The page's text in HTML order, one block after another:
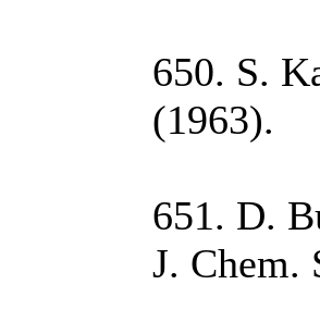
650. S.
(1963).
651. D.
J. Chem.